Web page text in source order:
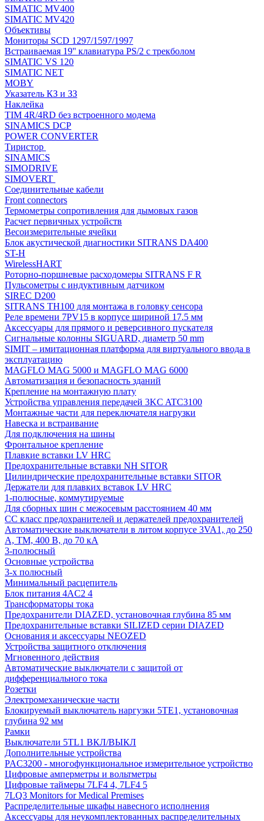
SIMATIC MV400
SIMATIC MV420
Объективы
Мониторы SCD 1297/1597/1997
Встраиваемая 19'' клавиатура PS/2 с трекболом
SIMATIC VS 120
SIMATIC NET
MOBY
Указатель КЗ и ЗЗ
Наклейка
TIM 4R/4RD без встроенного модема
SINAMICS DCP
POWER CONVERTER
Тиристор
SINAMICS
SIMODRIVE
SIMOVERT
Соединительные кабели
Front connectors
Термометры сопротивления для дымовых газов
Расчет первичных устройств
Весоизмерительные ячейки
Блок акустической диагностики SITRANS DA400
ST-H
WirelessHART
Роторно-поршневые расходомеры SITRANS F R
Пульсометры с индуктивным датчиком
SIREC D200
SITRANS TH100 для монтажа в головку сенсора
Реле времени 7PV15 в корпусе шириной 17.5 мм
Аксессуары для прямого и реверсивного пускателя
Сигнальные колонны SIGUARD, диаметр 50 mm
SIMIT – имитационная платформа для виртуального ввода в
эксплуатацию
MAGFLO MAG 5000 и MAGFLO MAG 6000
Автоматизация и безопасность зданий
Крепление на монтажную плату
Устройства управления передачей 3KC ATC3100
Монтажные части для переключателя нагрузки
Навеска и встраивание
Для подключения на шины
Фронтальное крепление
Плавкие вставки LV HRC
Предохранительные вставки NH SITOR
Цилиндрические предохранительные вставки SITOR
Держатели для плавких вставок LV HRC
1-полюсные, коммутируемые
Для сборных шин с межосевым расстоянием 40 мм
СС класс предохранителей и держателей предохранителей
Автоматические выключатели в литом корпусе 3VA1, до 250
А, TM, 400 В, до 70 кА
3-полюсный
Основные устройства
3-х полюсный
Минимальный расцепитель
Блок питания 4AC2 4
Трансформаторы тока
Предохранители DIAZED, установочная глубина 85 мм
Предохранительные вставки SILIZED серии DIAZED
Основания и аксессуары NEOZED
Устройства защитного отключения
Мгновенного действия
Автоматические выключатели с защитой от
дифференциального тока
Розетки
Электромеханические части
Блокируемый выключатель наргузки 5TE1, установочная
глубина 92 мм
Рамки
Выключатели 5TL1 ВКЛ/ВЫКЛ
Дополнительные устройства
PAC3200 - многофункциональное измерительное устройство
Цифровые амперметры и вольтметры
Цифровые таймеры 7LF4 4, 7LF4 5
7LQ3 Monitors for Medical Premises
Распределительные шкафы навесного исполнения
Аксессуары для неукомплектованных распределительных